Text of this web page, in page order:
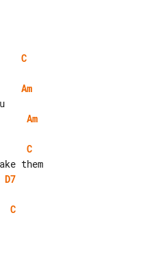
C
Am
Am
C
D7
C